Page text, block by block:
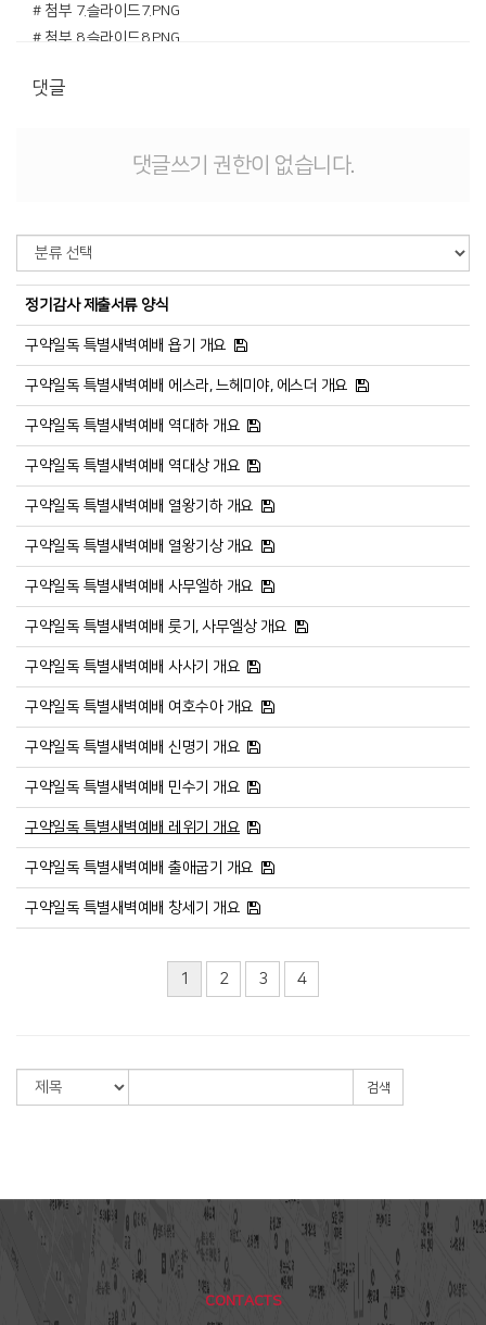
# 첨부 7.슬라이드7.PNG
# 첨부 8.슬라이드8.PNG
# 첨부 10.슬라이드10.PNG
# 첨부 13.슬라이드13.PNG
# 첨부 16.슬라이드16.PNG
# 첨부 17.슬라이드17.PNG
# 첨부 18.슬라이드18.PNG
# 첨부 19.슬라이드19.PNG
# 첨부 20.슬라이드20.PNG
# 첨부 21.슬라이드21.PNG
# 첨부 22.슬라이드22.PNG
댓글
댓글쓰기 권한이 없습니다.
정기감사 제출서류 양식
구약일독 특별새벽예배 욥기 개요
구약일독 특별새벽예배 에스라, 느헤미야, 에스더 개요
구약일독 특별새벽예배 역대하 개요
구약일독 특별새벽예배 역대상 개요
구약일독 특별새벽예배 열왕기하 개요
구약일독 특별새벽예배 열왕기상 개요
구약일독 특별새벽예배 사무엘하 개요
구약일독 특별새벽예배 룻기, 사무엘상 개요
구약일독 특별새벽예배 사사기 개요
구약일독 특별새벽예배 여호수아 개요
구약일독 특별새벽예배 신명기 개요
구약일독 특별새벽예배 민수기 개요
구약일독 특별새벽예배 레위기 개요
구약일독 특별새벽예배 출애굽기 개요
구약일독 특별새벽예배 창세기 개요
1 2 3 4
검색
CONTACTS